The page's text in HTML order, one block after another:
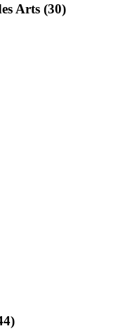
Arts (30)